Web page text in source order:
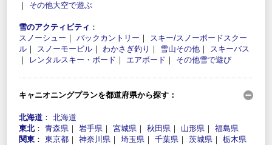
｜ その他大空で遊ぶ
雪のアクティビティ ：
スノーシュー ｜ バックカントリー ｜ スキー/スノーボードスクー
ル ｜ スノーモービル ｜ わかさぎ釣り ｜ 雪山その他 ｜ スキーバス
｜
レンタルスキー・ボード ｜ エアボード ｜ その他雪で遊び
キャニオニングプランを都道府県から探す：
北海道 ： 北海道
東北： 青森県 ｜ 岩手県 ｜ 宮城県 ｜ 秋田県 ｜ 山形県 ｜ 福島県
関東 ： 東京都 ｜ 神奈川県 ｜ 埼玉県 ｜ 千葉県 ｜ 茨城県 ｜ 栃木県